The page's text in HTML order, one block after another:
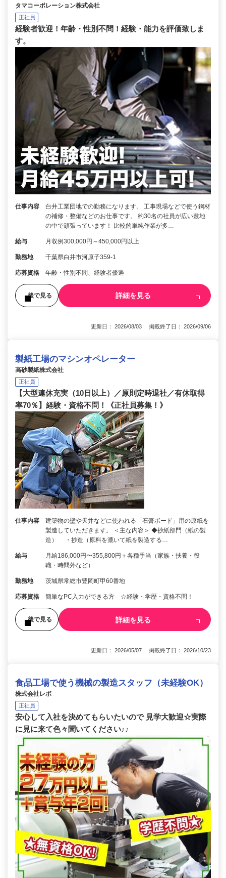
タマコーポレーション株式会社
正社員
経験者歓迎！年齢・性別不問！経験・能力を評価致しま
す。
仕事内容
白井工業団地での勤務になります。 工事現場などで使う鋼材
の補修・整備などのお仕事です。 約30名の社員が広い敷地
の中で頑張っています！ 比較的単純作業が多…
給与 月収例300,000円～450,000円以上
勤務地 千葉県白井市河原子359-1
応募資格 年齢・性別不問、経験者優遇
後で見る 詳細を見る
更新日： 2026/08/03 掲載終了日： 2026/09/06
製紙工場のマシンオペレーター
高砂製紙株式会社
正社員
【大型連休充実（10日以上）／原則定時退社／有休取得
率70％】経験・資格不問！《正社員募集！》
仕事内容
建築物の壁や天井などに使われる「石膏ボード」用の原紙を
製造していただきます。 ＜主な内容＞ ◆抄紙部門（紙の製
造） ・抄造（原料を漉いて紙を製造する…
給与
月給186,000円〜355,800円＋各種手当（家族・扶養・役
職・時間外など）
勤務地 茨城県常総市豊岡町甲60番地
応募資格 簡単なPC入力ができる方 ☆経験・学歴・資格不問！
後で見る 詳細を見る
更新日： 2026/05/07 掲載終了日： 2026/10/23
食品工場で使う機械の製造スタッフ（未経験OK）
株式会社レボ
正社員
安心して入社を決めてもらいたいので 見学大歓迎☆実際
に見に来て色々聞いてください♪♪